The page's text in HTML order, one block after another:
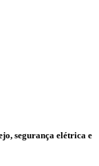
segurança elétrica e